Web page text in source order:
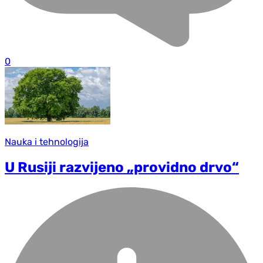
0
Nauka i tehnologija
U Rusiji razvijeno „providno drvo“